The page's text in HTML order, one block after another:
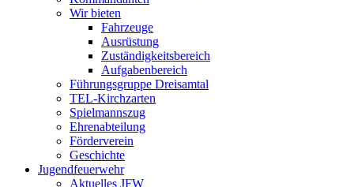
Wir bieten
Fahrzeuge
Ausrüstung
Zuständigkeitsbereich
Aufgabenbereich
Führungsgruppe Dreisamtal
TEL-Kirchzarten
Spielmannszug
Ehrenabteilung
Förderverein
Geschichte
Jugendfeuerwehr
Aktuelles JFW